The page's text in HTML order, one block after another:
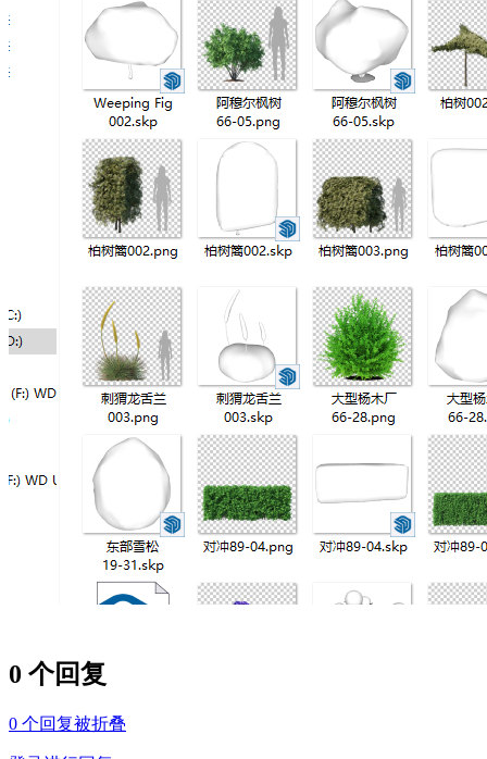
0 个回复
0 个回复被折叠